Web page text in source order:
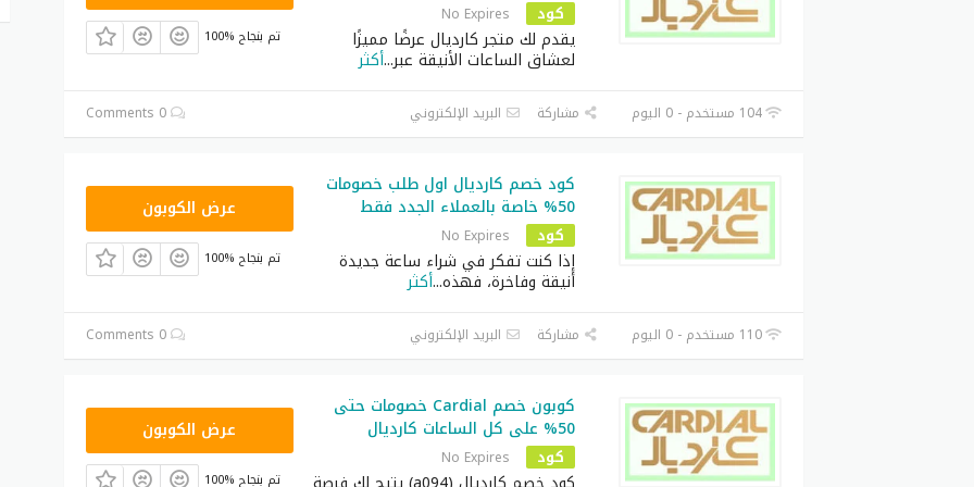
كارديال المميزة[/caption>
إذا كنت ترغب في اقتناء ساعات ومجوهرات مصممة بأعلى معايير الفخامة
تطبيق كوبون خصم كارديال الفعال المتاح لدينا.
كود No Expires
يقدم لك متجر كارديال عرضًا مميزًا
لعشاق الساعات الأنيقة عبر...أكثر
100% تم بنجاح
104 مستخدم - 0 اليوم مشاركة البريد الإلكتروني
كود خصم كارديال اول طلب خصومات
50% خاصة بالعملاء الجدد فقط
كود No Expires
إذا كنت تفكر في شراء ساعة جديدة
أنيقة وفاخرة، فهذه...أكثر
عرض الكوبون
100% تم بنجاح
110 مستخدم - 0 اليوم مشاركة البريد الإلكتروني
كوبون خصم Cardial خصومات حتى
50% على كل الساعات كارديال
كود No Expires
عرض الكوبون
100% تم بنجاح